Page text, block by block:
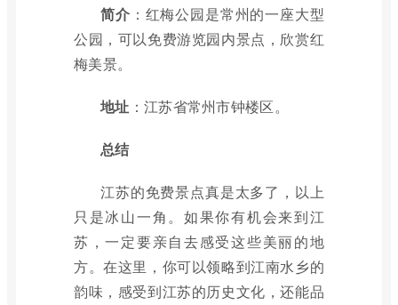
简介 ：红梅公园是常州的一座大型
公园，可以免费游览园内景点，欣赏红
梅美景。
地址 ：江苏省常州市钟楼区。
总结
江苏的免费景点真是太多了，以上
只是冰山一角。如果你有机会来到江
苏，一定要亲自去感受这些美丽的地
方。在这里，你可以领略到江南水乡的
韵味，感受到江苏的历史文化，还能品